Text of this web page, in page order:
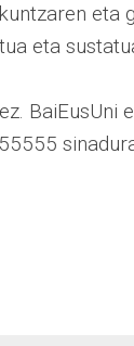
eta
eta
BaiEusUni